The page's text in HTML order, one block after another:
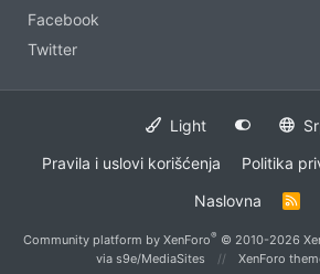
Facebook
Twitter
Light
Pravila i uslovi korišćenja
Politika
Naslovna
R
S
Community platform by XenForo® © 2010-2026
via s9e/MediaSites
XenForo